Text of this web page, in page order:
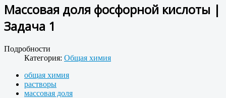
Массовая доля фосфорной кислоты |
Задача 1
Подробности
Категория: Общая химия
общая химия
растворы
массовая доля